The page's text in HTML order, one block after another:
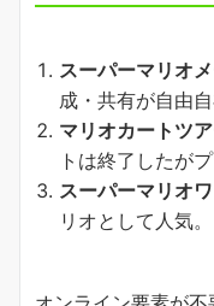
スーパーマリオ
成・共有が自由自
マリオカートツア
トは終了したが
スーパーマリオ
リオとして人気。